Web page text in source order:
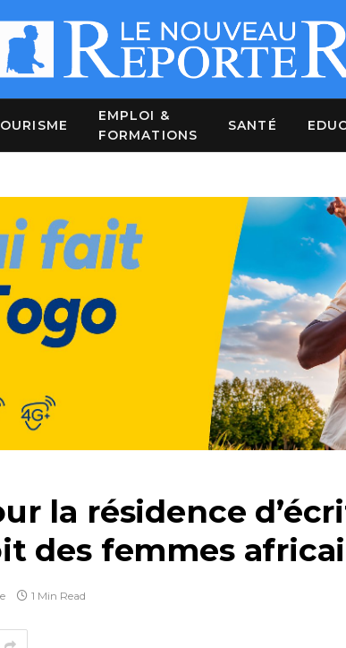
EMPLOI &
FORMATIONS
SANTÉ
la résidence
des femmes
1 Min Read